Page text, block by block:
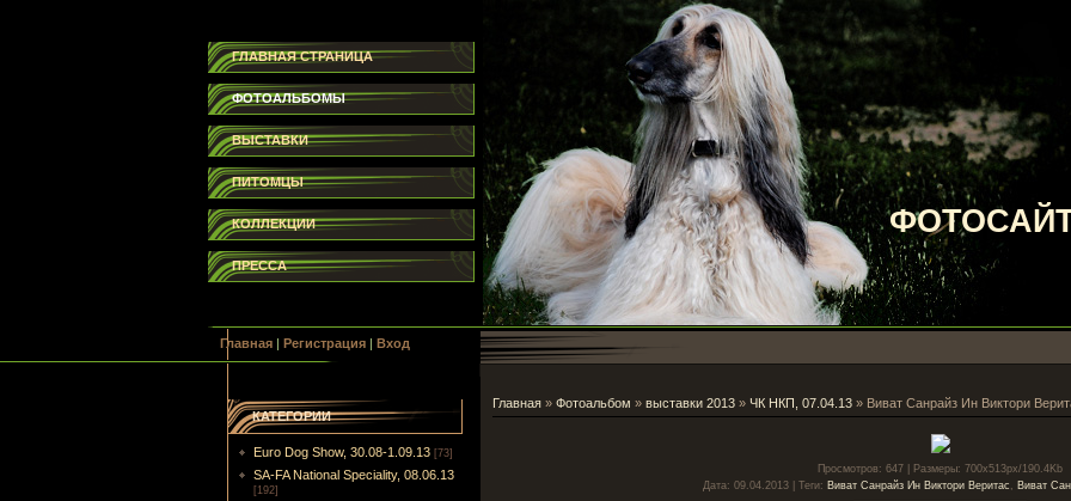
ФОТОСАЙТ
ГЛАВНАЯ СТРАНИЦА
ФОТОАЛЬБОМЫ
ВЫСТАВКИ
ПИТОМЦЫ
КОЛЛЕКЦИИ
ПРЕССА
Главная| Регистрация| Вход
КАТЕГОРИИ
Euro Dog Show, 30.08-1.09.13 [73]
SA-FA National Speciality, 08.06.13
[192]
Главная» Фотоальбом » выставки 2013» ЧК НКП, 07.04.13» Виват Санрайз Ин Виктори
Просмотров: 647 | Размеры: 700x513px/190.4Kb
Дата: 09.04.2013 | Теги: Виват Санрайз Ин Виктори Веритас Виват